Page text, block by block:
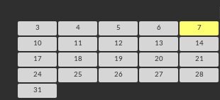
3
4 5 6 7
10
11 12 13 14
17
18 19 20 21
24
25 26 27 28
31